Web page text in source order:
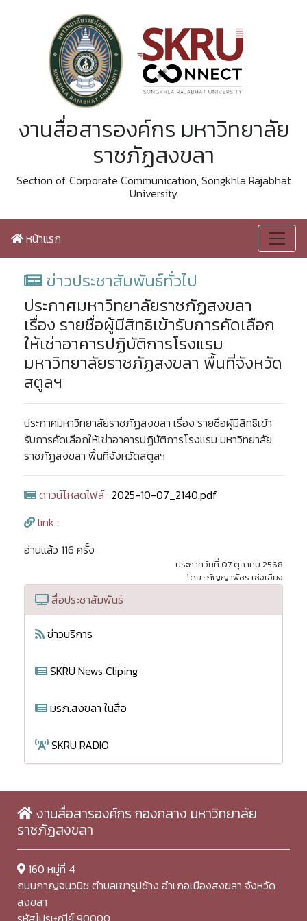
งานสื่อสารองค์กร มหาวิทยาลัย
ราชภัฏสงขลา
Section of Corporate Communication, Songkhla Rajabhat
University
หน้าแรก
ข่าวประชาสัมพันธ์ทั่วไป
ประกาศมหาวิทยาลัยราชภัฏสงขลา
เรื่อง รายชื่อผู้มีสิทธิเข้ารับการคัดเลือก
ให้เช่าอาคารปฏิบัติการโรงแรม
มหาวิทยาลัยราชภัฏสงขลา พื้นที่จังหวัด
สตูลฯ
ประกาศมหาวิทยาลัยราชภัฏสงขลา เรื่อง รายชื่อผู้มีสิทธิเข้า
รับการคัดเลือกให้เช่าอาคารปฏิบัติการโรงแรม มหาวิทยาลัย
ราชภัฏสงขลา พื้นที่จังหวัดสตูลฯ
ดาวน์โหลดไฟล์ : 2025-10-07_2140.pdf
link :
อ่านแล้ว 116 ครั้ง
ประกาศวันที่ 07 ตุลาคม 2568
โดย : กัญญาพัชร เซ่งเอียง
สื่อประชาสัมพันธ์
ข่าวบริการ
SKRU News Cliping
มรภ.สงขลา ในสื่อ
SKRU RADIO
งานสื่อสารองค์กร กองกลาง มหาวิทยาลัย
ราชภัฏสงขลา
160 หมู่ที่ 4
ถนนกาญจนวนิช ตำบลเขารูปช้าง อำเภอเมืองสงขลา จังหวัด
สงขลา